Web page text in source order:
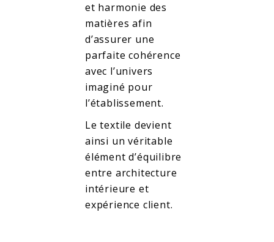
et harmonie des
matières afin
d’assurer une
parfaite cohérence
avec l’univers
imaginé pour
l’établissement.
Le textile devient
ainsi un véritable
élément d’équilibre
entre architecture
intérieure et
expérience client.